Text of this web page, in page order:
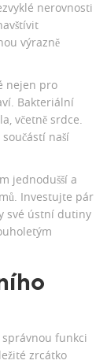
nerovnosti
výrazně
nejen pro
Bakteriální
včetně srdce.
naší
jednodušší a
Investujte pár
své ústní dutiny
funkci
zrcátko